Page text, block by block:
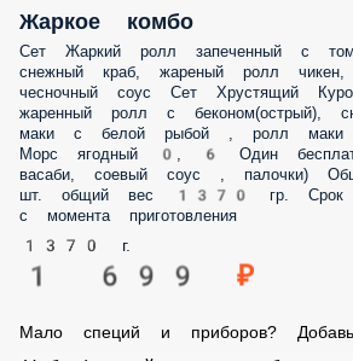
Жаркое комбо
Сет Жаркий ролл запеченный с
снежный краб, жареный ролл
чесночный соус Сет Хрустящий
жаренный ролл с беконом(острый),
маки с белой рыбой , ролл маки
Морс ягодный 0, 6 Один
васаби, соевый соус , палочки)
шт. общий вес 1370 гр. Срок
с момента приготовления
1370 г.
1 699 ₽
Мало специй и приборов?